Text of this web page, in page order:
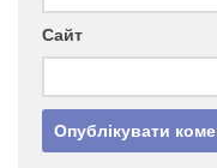
Сайт